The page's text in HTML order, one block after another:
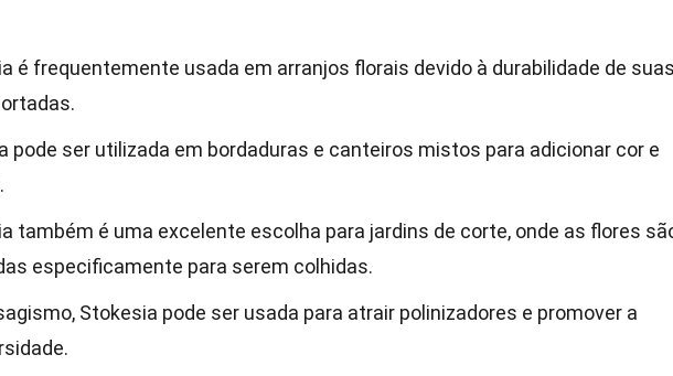
é frequentemente usada em arranjos florais devido à durabilidade de
pode ser utilizada em bordaduras e canteiros mistos para adicionar cor e
também é uma excelente escolha para jardins de corte, onde as flores
especificamente para serem colhidas.
Stokesia pode ser usada para atrair polinizadores e promover a